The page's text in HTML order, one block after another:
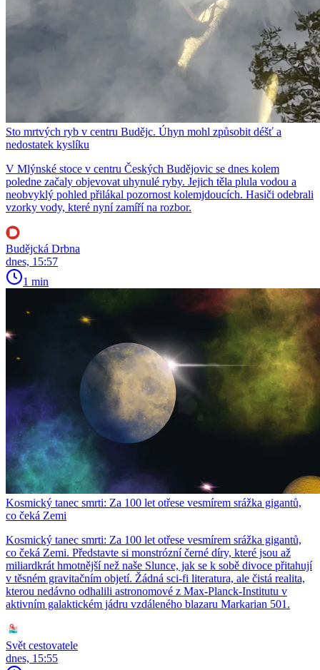
Sto mrtvých ryb v centru Budějc. Úhyn mohl způsobit déšť a
nedostatek kyslíku
V Mlýnské stoce v centru Českých Budějovic se dnes kolem
poledne začaly objevovat uhynulé ryby. Jejich těla plula vodou a
neobvyklý pohled přilákal pozornost kolemjdoucích. Hasiči odebrali
vzorky vody, které nyní zamíří na rozbor.
Budějcká Drbna
dnes, 15:57
1 min
Kosmický tanec smrti: Za 100 let otřese vesmírem srážka gigantů,
co čeká Zemi
Kosmický tanec smrti: Za 100 let otřese vesmírem srážka gigantů,
co čeká Zemi. Představte si monstrózní černé díry, které jsou až
miliardkrát hmotnější než naše Slunce, jak se k sobě divoce přitahují
v těsném gravitačním objetí. Žádná sci-fi literatura, ale čistá realita,
kterou nedávno odhalili astronomové z Max-Planck-Institutu v
aktivním galaktickém jádru vzdáleného blazaru Markarian 501.
Svět cestovatele
dnes, 15:55